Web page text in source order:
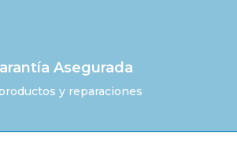
Asegurada
y reparaciones